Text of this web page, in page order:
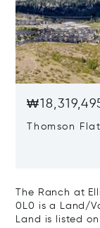
Thomson
The Ranch at
0L0 is a Land/
Land is listed